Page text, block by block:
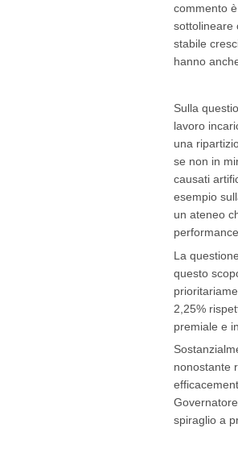
commento
sottolineare
stabile
hanno
Sulla
lavoro
una
se non in
causati
esempio
un ateneo
performance.
La
questo
2,25%
premiale e
nonostante
spiraglio a